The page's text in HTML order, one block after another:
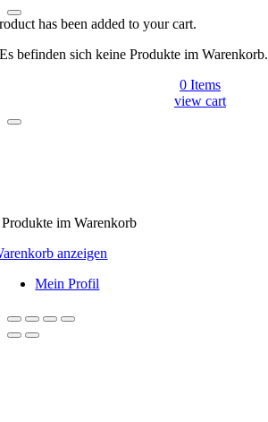
has been added to your cart.
Es befinden sich keine Produkte im Warenkorb.
0 Items
view cart
im Warenkorb
anzeigen
Mein Profil